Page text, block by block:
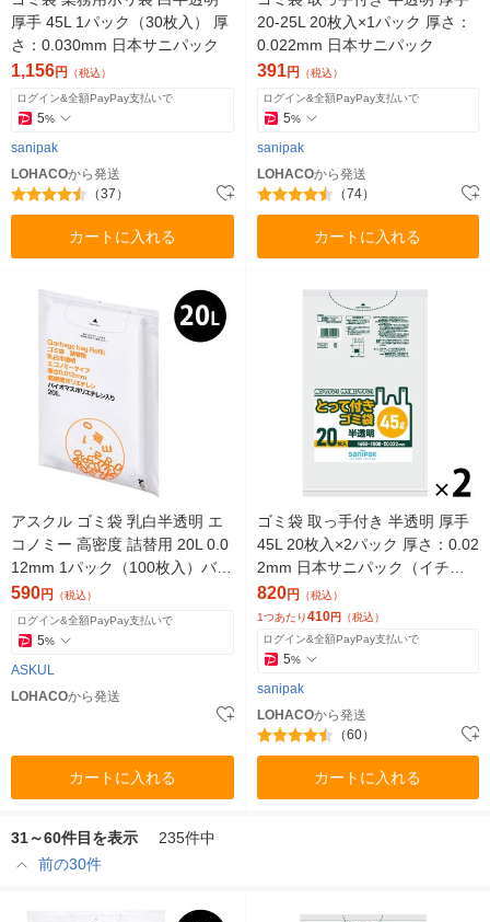
厚手 45L 1パック（30枚入） 厚
さ：0.030mm 日本サニパック
1,156円 （税込）
ログイン&全額PayPay支払いで
5%
sanipak
LOHACOから発送
（37）
カートに入れる
20-25L 20枚入×1パック 厚さ：
0.022mm 日本サニパック
391円 （税込）
ログイン&全額PayPay支払いで
5%
sanipak
LOHACOから発送
（74）
カートに入れる
アスクル ゴミ袋 乳白半透明 エ
コノミー 高密度 詰替用 20L 0.0
12mm 1パック（100枚入）バイ
オマス10% オリジナル
590円 （税込）
ログイン&全額PayPay支払いで
5%
ASKUL
LOHACOから発送
カートに入れる
ゴミ袋 取っ手付き 半透明 厚手
45L 20枚入×2パック 厚さ：0.02
2mm 日本サニパック（イチオ
シ）
820円 （税込）
1つあたり410円 （税込）
ログイン&全額PayPay支払いで
5%
sanipak
LOHACOから発送
（60）
カートに入れる
31～60件目を表示
235件中
前の30件